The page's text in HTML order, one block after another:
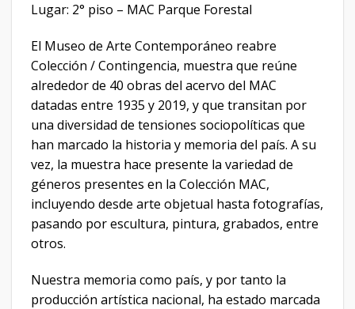
Lugar: 2° piso – MAC Parque Forestal
El Museo de Arte Contemporáneo reabre
Colección / Contingencia, muestra que reúne
alrededor de 40 obras del acervo del MAC
datadas entre 1935 y 2019, y que transitan por
una diversidad de tensiones sociopolíticas que
han marcado la historia y memoria del país. A su
vez, la muestra hace presente la variedad de
géneros presentes en la Colección MAC,
incluyendo desde arte objetual hasta fotografías,
pasando por escultura, pintura, grabados, entre
otros.
Nuestra memoria como país, y por tanto la
producción artística nacional, ha estado marcada